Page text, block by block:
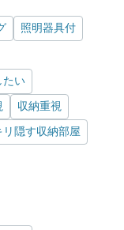
照明器具付
たい
収納重視
隠す収納部屋